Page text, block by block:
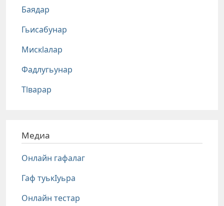
Баядар
Гьисабунар
Мискlалар
Фадлугьунар
Тlварар
Медиа
Онлайн гафалаг
Гаф туькIуьра
Онлайн тестар